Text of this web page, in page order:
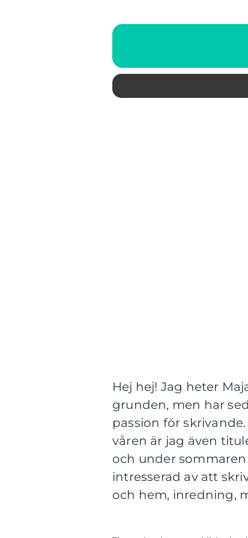
Hej hej! Jag heter
grunden, men har
passion för
våren är jag även
och under
intresserad av att
och hem, inredning,